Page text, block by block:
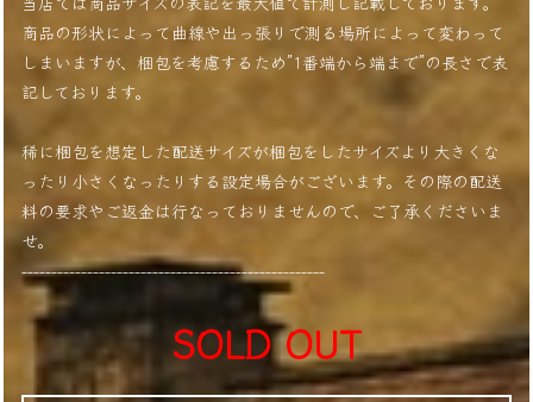
商品の形状によって曲線や出っ張りで測る場所によって変わって
しまいますが、梱包を考慮するため”1番端から端まで”の長さで表
記しております。
稀に梱包を想定した配送サイズが梱包をしたサイズより大きくな
ったり小さくなったりする設定場合がございます。その際の配送
料の要求やご返金は行なっておりませんので、ご了承くださいま
せ。
---------------------------------------------------
SOLD OUT